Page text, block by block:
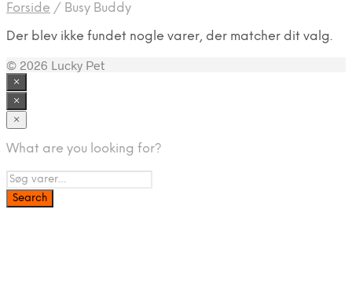
Forside / Busy Buddy
Der blev ikke fundet nogle varer, der matcher dit valg.
© 2026 Lucky Pet
×
×
×
What are you looking for?